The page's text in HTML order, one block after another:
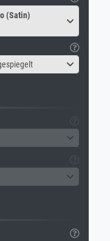
(Satin)